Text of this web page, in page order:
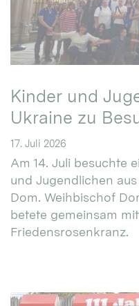
Kinder und
Ukraine zu
17. Juli 2026
Am 14. Juli besuchte
und Jugendlichen
Dom. Weihbischof
betete gemeinsam
Friedensrosenkranz.